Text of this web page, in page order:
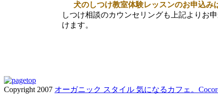
犬のしつけ教室体験レッスンのお申込み
しつけ相談のカウンセリングも上記よりお
けます。
Copyright 2007 オーガニック スタイル 気になるカフェ。